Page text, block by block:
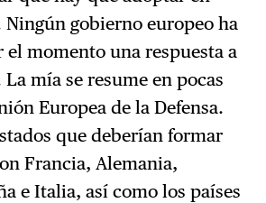
Ningún gobierno europeo ha
momento una respuesta a
mía se resume en pocas
Europea de la Defensa.
que deberían formar
Francia, Alemania,
e Italia, así como los países